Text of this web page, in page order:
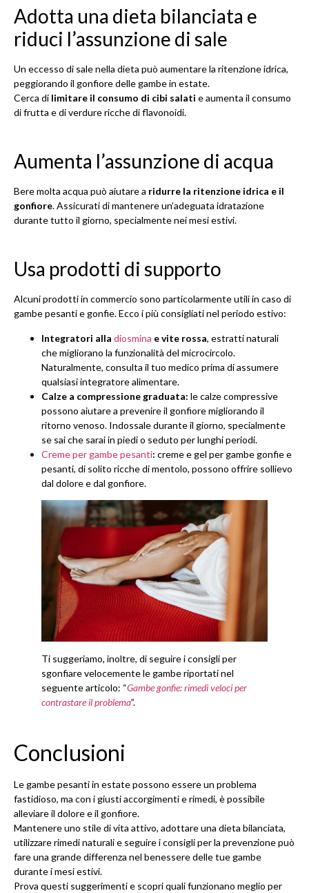
Adotta una dieta bilanciata e
riduci l’assunzione di sale
Un eccesso di sale nella dieta può aumentare la ritenzione idrica,
peggiorando il gonfiore delle gambe in estate.
Cerca di limitare il consumo di cibi salati e aumenta il consumo
di frutta e di verdure ricche di flavonoidi.
Aumenta l’assunzione di acqua
Bere molta acqua può aiutare a ridurre la ritenzione idrica e il
gonfiore. Assicurati di mantenere un’adeguata idratazione
durante tutto il giorno, specialmente nei mesi estivi.
Usa prodotti di supporto
Alcuni prodotti in commercio sono particolarmente utili in caso di
gambe pesanti e gonfie. Ecco i più consigliati nel periodo estivo:
Integratori alla diosmina e vite rossa, estratti naturali
che migliorano la funzionalità del microcircolo.
Naturalmente, consulta il tuo medico prima di assumere
qualsiasi integratore alimentare.
Calze a compressione graduata: le calze compressive
possono aiutare a prevenire il gonfiore migliorando il
ritorno venoso. Indossale durante il giorno, specialmente
se sai che sarai in piedi o seduto per lunghi periodi.
Creme per gambe pesanti: creme e gel per gambe gonfie e
pesanti, di solito ricche di mentolo, possono offrire sollievo
dal dolore e dal gonfiore.
Ti suggeriamo, inoltre, di seguire i consigli per
sgonfiare velocemente le gambe riportati nel
seguente articolo: “Gambe gonfie: rimedi veloci per
contrastare il problema”.
Conclusioni
Le gambe pesanti in estate possono essere un problema
fastidioso, ma con i giusti accorgimenti e rimedi, è possibile
alleviare il dolore e il gonfiore.
Mantenere uno stile di vita attivo, adottare una dieta bilanciata,
utilizzare rimedi naturali e seguire i consigli per la prevenzione può
fare una grande differenza nel benessere delle tue gambe
durante i mesi estivi.
Prova questi suggerimenti e scopri quali funzionano meglio per